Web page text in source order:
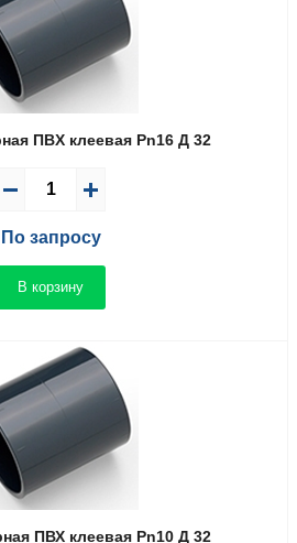
ПВX клеевая Pn16 Д 32
По запросу
В корзину
ПВХ клеевая Pn10 Д 32